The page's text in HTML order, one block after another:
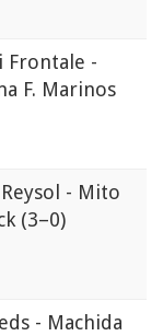
Frontale -
F. Marinos
- Mito
(3–0)
- Machida